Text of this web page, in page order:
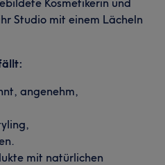
Kosmetikerin und
Studio mit einem Lächeln
angenehm,
mit natürlichen